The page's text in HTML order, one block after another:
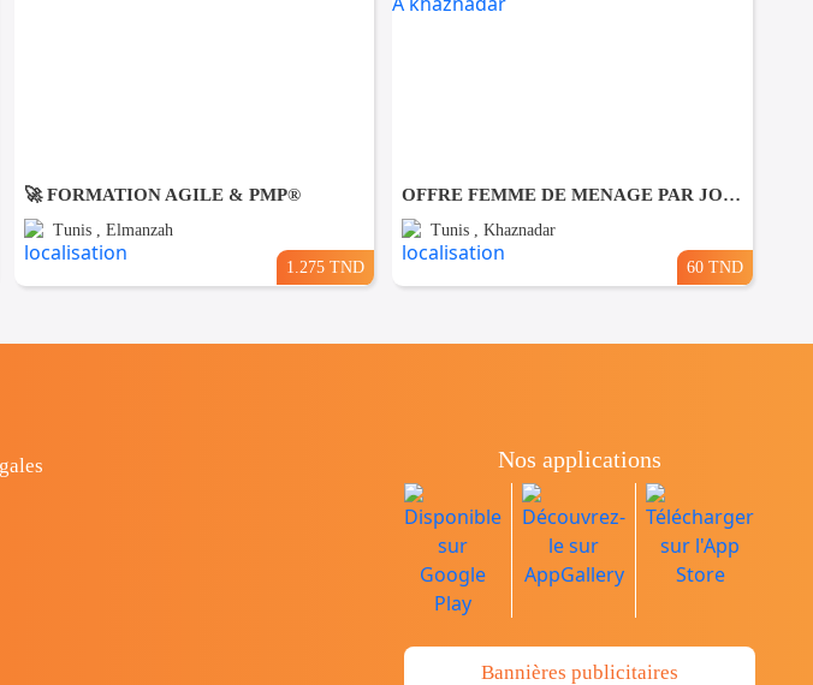
🚀 FORMATION AGILE & PMP®
Tunis , Elmanzah
1.275 TND
OFFRE FEMME DE MENAGE PAR JOUR A khaznadar
Tunis , Khaznadar
60 TND
Nos applications
Bannières publicitaires